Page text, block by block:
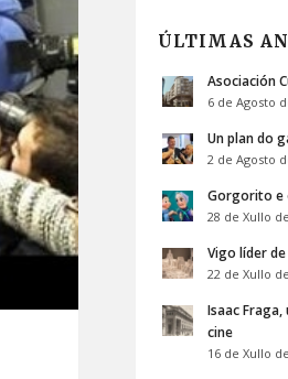
ÚLTIMAS
Asociación
6 de Agosto
Un plan do
2 de Agosto
Gorgorito e
28 de Xullo
Vigo líder
22 de Xullo
Isaac Fraga,
cine
16 de Xullo